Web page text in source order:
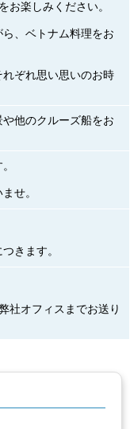
お楽しみください。
、ベトナム料理をお
ぞれ思い思いのお時
他のクルーズ船をお
せ。
きます。
社オフィスまでお送り